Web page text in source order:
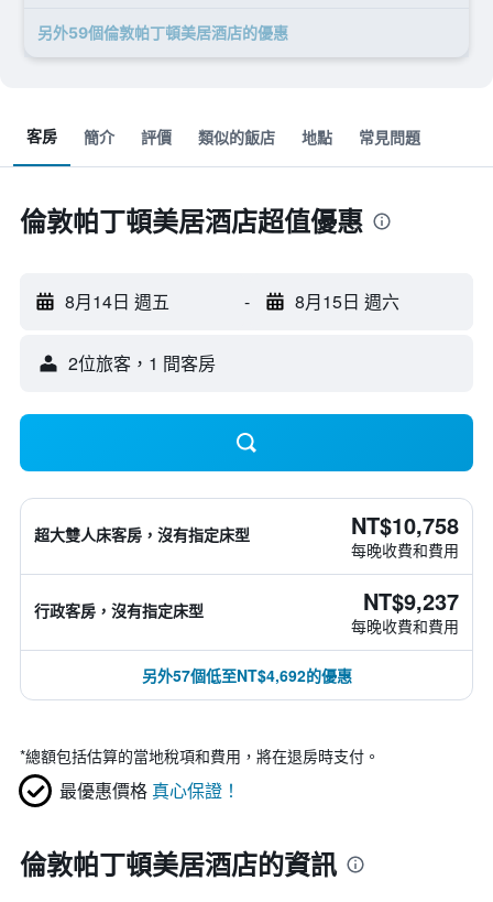
另外59個倫敦帕丁頓美居酒店​的優惠
客房 簡介 評價 類似的飯店 地點 常見問題
倫敦帕丁頓美居酒店超值優惠
8月14日 週五 - 8月15日 週六
2位旅客，1 間客房
超大雙人床客房，沒有指定床型 NT$10,758
每晚收費和費用
行政客房，沒有指定床型 NT$9,237
每晚收費和費用
另外57個低至NT$4,692的優惠
*總額包括估算的當地稅項和費用，將在退房時支付。
最優惠價格 真心保證！
倫敦帕丁頓美居酒店的資訊